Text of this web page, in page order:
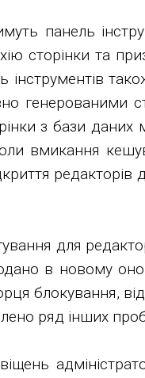
панель
сторінки та
інструментів
генерованими
з бази
вмикання
для
в новому
блокування,
ряд інших